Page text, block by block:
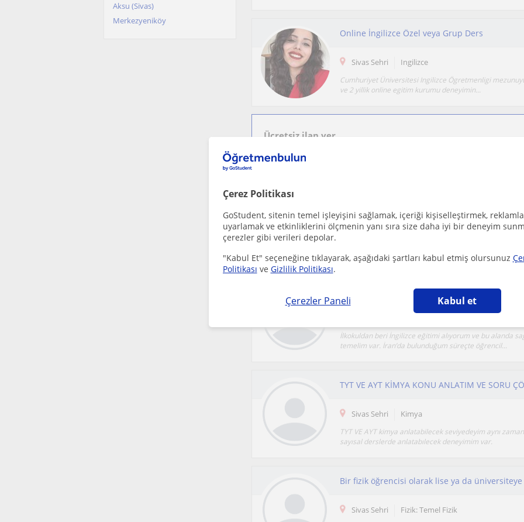
Çerez Politikası
GoStudent, sitenin temel işleyişini sağlamak, içeriği kişiselleştirmek,
uyarlamak ve etkinliklerini ölçmenin yanı sıra size daha iyi bir deneyim
çerezler gibi verileri depolar.
"Kabul Et" seçeneğine tıklayarak, aşağıdaki şartları kabul etmiş olursunuz
Politikası ve Gizlilik Politikası.
Çerezler Paneli Kabul et
Aksu (Sivas)
Merkezyeniköy
Online İngilizce Özel veya Grup Ders
Sivas Sehri Ingilizce
Cumhuriyet Üniversitesi Ingilizce Ögretmenligi
ve 2 yillik online egitim kurumu deneyimin...
Ücretsiz ilan ver
Tecrübeli öğretmenden İlkokul - ortaokul
Sivas Sehri, Kaldi, Tavra Matematik
İlkokuldan beri İngilizce eğitimi alıyorum ve bu alanda
temelim var. İran’da bulunduğum süreçte öğrencil...
TYT VE AYT KİMYA KONU ANLATIM VE SORU
Sivas Sehri Kimya
TYT VE AYT kimya anlatabilecek seviyedeyim aynı
sayısal derslerde anlatabılecek deneyimim var.
Sivas Sehri Fizik: Temel Fizik